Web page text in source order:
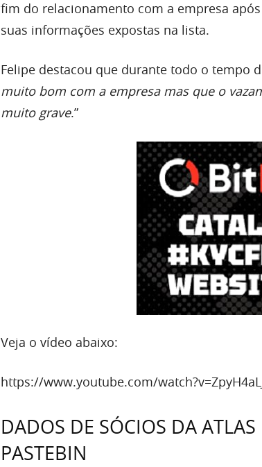
fim do relacionamento com a empresa
suas informações expostas na lista.
Felipe destacou que durante todo o tempo
muito bom com a empresa mas que o
muito grave.”
Veja o vídeo abaixo:
https://www.youtube.com/
DADOS DE SÓCIOS DA
PASTEBIN